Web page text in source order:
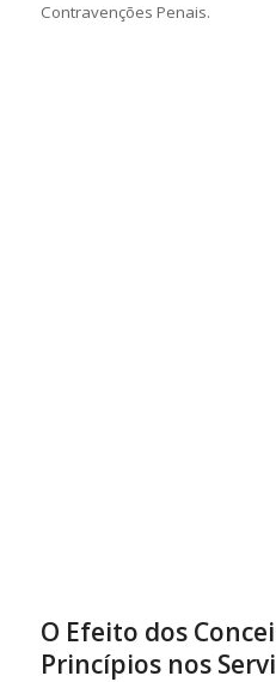
Contravenções Penais.
O Efeito dos
Princípios nos